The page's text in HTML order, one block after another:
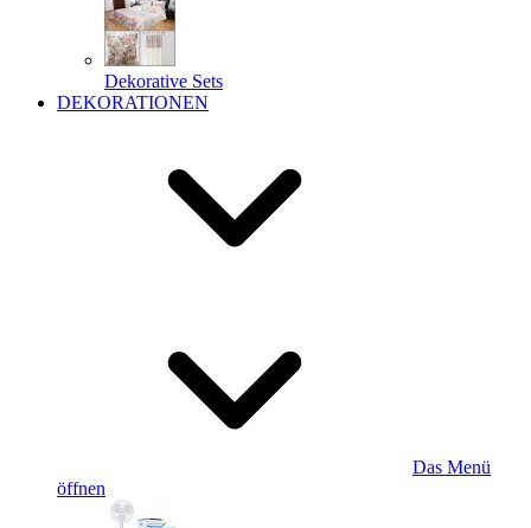
Dekorative Sets
DEKORATIONEN
Das Menü
öffnen